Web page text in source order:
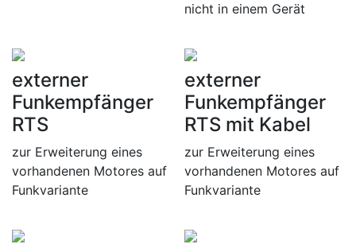
nicht in einem Gerät
externer
Funkempfänger
RTS
zur Erweiterung eines
vorhandenen Motores auf
Funkvariante
externer
Funkempfänger
RTS mit Kabel
zur Erweiterung eines
vorhandenen Motores auf
Funkvariante